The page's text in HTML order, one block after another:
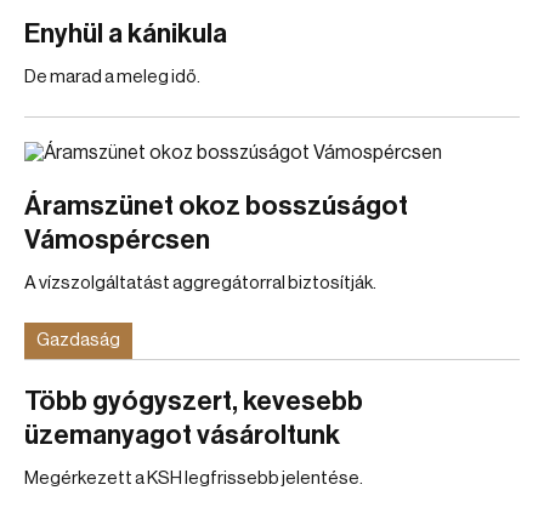
Enyhül a kánikula
De marad a meleg idő.
Áramszünet okoz bosszúságot
Vámospércsen
A vízszolgáltatást aggregátorral biztosítják.
Gazdaság
Több gyógyszert, kevesebb
üzemanyagot vásároltunk
Megérkezett a KSH legfrissebb jelentése.